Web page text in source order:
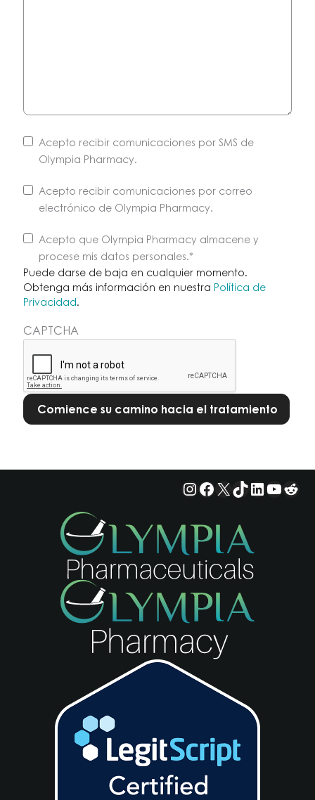
Acepto recibir comunicaciones por SMS de
Olympia Pharmacy.
Acepto recibir comunicaciones por correo
electrónico de Olympia Pharmacy.
Puede
darse
de
baja
en
momento.
Obtenga
más
información
en
nuestra
Privacidad.*
Acepto que Olympia Pharmacy almacene y
procese mis datos personales.*
Puede darse de baja en cualquier momento.
Obtenga más información en nuestra Política de
Privacidad.
CAPTCHA
Instagram
Facebook
X TikTok
LinkedIn